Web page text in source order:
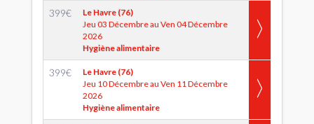
399€
Le Havre (76)
Jeu 03 Décembre au Ven 04 Décembre
2026
Hygiène alimentaire
399€
Le Havre (76)
Jeu 10 Décembre au Ven 11 Décembre
2026
Hygiène alimentaire